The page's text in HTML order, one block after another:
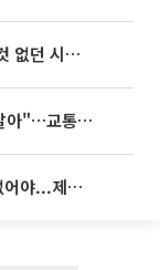
임영웅, 어느덧 데뷔 10주년⋯"가진 것 없던 시절, 내 앞엔 20명의 팬뿐"
'굿 윌 헌팅' 배우 "기아 EV2 덕분에 살아"…교통사고 후 안전성 극찬
李대통령 “청년이 결혼 망설이는 일 없어야...제도상 불이익 조사”